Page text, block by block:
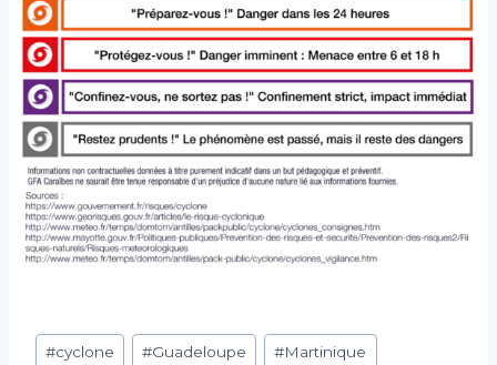
Étiquettes
#cyclone #Guadeloupe #Martinique